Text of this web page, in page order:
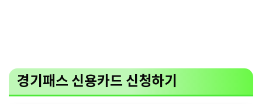
경기패스 신용카드 신청하기